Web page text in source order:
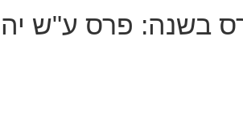
בשנה: פרס ע"ש